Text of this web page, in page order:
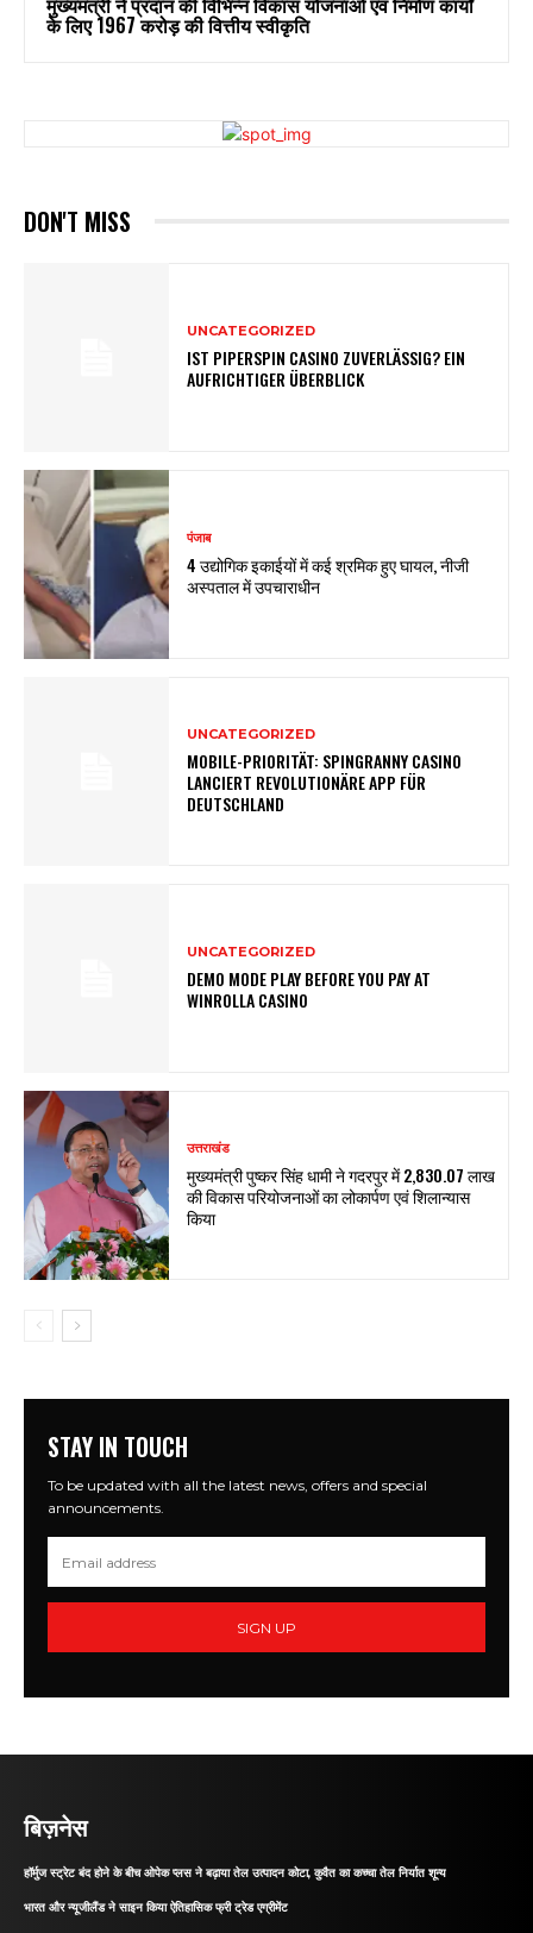
के लिए ₹1967 करोड़ की वित्तीय स्वीकृति
DON'T MISS
UNCATEGORIZED
IST PIPERSPIN CASINO ZUVERLÄSSIG? EIN
AUFRICHTIGER ÜBERBLICK
पंजाब
4 उद्योगिक इकाईयों में कई श्रमिक हुए घायल, नीजी
अस्पताल में उपचाराधीन
UNCATEGORIZED
MOBILE-PRIORITÄT: SPINGRANNY CASINO
LANCIERT REVOLUTIONÄRE APP FÜR
DEUTSCHLAND
UNCATEGORIZED
DEMO MODE PLAY BEFORE YOU PAY AT
WINROLLA CASINO
उत्तराखंड
मुख्यमंत्री पुष्कर सिंह धामी ने गदरपुर में ₹2,830.07 लाख
की विकास परियोजनाओं का लोकार्पण एवं शिलान्यास
किया
STAY IN TOUCH
To be updated with all the latest news, offers and special
announcements.
SIGN UP
बिज़नेस
हॉर्मुज स्ट्रेट बंद होने के बीच ओपेक प्लस ने बढ़ाया तेल उत्पादन कोटा, कुवैत का कच्चा तेल निर्यात शून्य
भारत और न्यूजीलैंड ने साइन किया ऐतिहासिक फ्री ट्रेड एग्रीमेंट